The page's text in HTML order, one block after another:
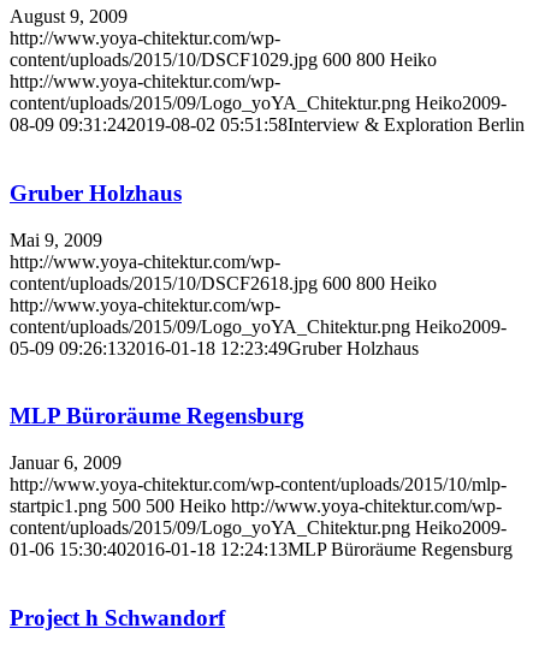
August 9, 2009
http://www.yoya-chitektur.com/wp-
content/uploads/2015/10/DSCF1029.jpg 600 800 Heiko
http://www.yoya-chitektur.com/wp-
content/uploads/2015/09/Logo_yoYA_Chitektur.png Heiko2009-
08-09 09:31:242019-08-02 05:51:58Interview & Exploration Berlin
Gruber Holzhaus
Mai 9, 2009
http://www.yoya-chitektur.com/wp-
content/uploads/2015/10/DSCF2618.jpg 600 800 Heiko
http://www.yoya-chitektur.com/wp-
content/uploads/2015/09/Logo_yoYA_Chitektur.png Heiko2009-
05-09 09:26:132016-01-18 12:23:49Gruber Holzhaus
MLP Büroräume Regensburg
Januar 6, 2009
http://www.yoya-chitektur.com/wp-content/uploads/2015/10/mlp-
startpic1.png 500 500 Heiko http://www.yoya-chitektur.com/wp-
content/uploads/2015/09/Logo_yoYA_Chitektur.png Heiko2009-
01-06 15:30:402016-01-18 12:24:13MLP Büroräume Regensburg
Project h Schwandorf